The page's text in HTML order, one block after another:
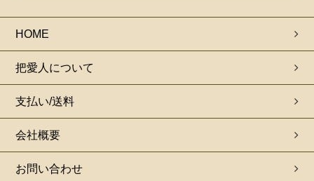
HOME
把愛人について
支払い/送料
会社概要
お問い合わせ